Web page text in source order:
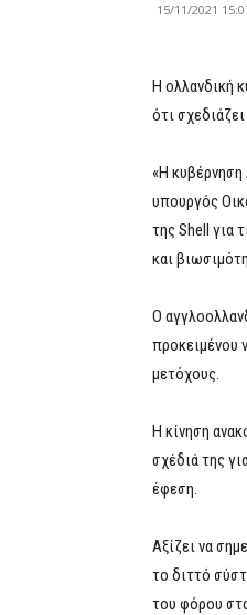
15/11/2021
Η ολλανδική
ότι
«Η
υπουργός
της Shell για
και
Ο
προκειμένου
μετόχους.
Η κίνηση
σχέδιά της
έφεση.
Αξίζει να
το διττό
του φόρου